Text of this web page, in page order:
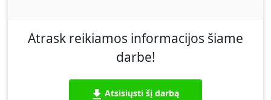
Atrask reikiamos informacijos šiame
darbe!
Atsisiųsti šį darbą